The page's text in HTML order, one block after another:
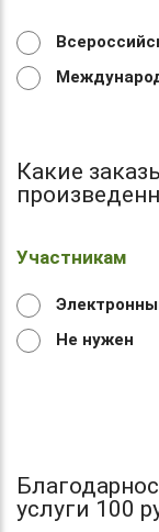
Какие
Участникам
Не нужен
услуги 100